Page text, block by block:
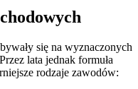
się na wyznaczonych
lata jednak formuła
rodzaje zawodów: